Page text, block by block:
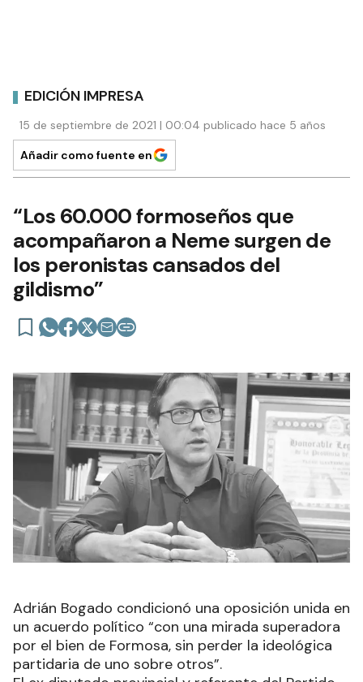
EDICIÓN IMPRESA
15 de septiembre de 2021 | 00:04 publicado hace 5 años
Añadir como fuente en
“Los 60.000 formoseños que
acompañaron a Neme surgen de
los peronistas cansados del
gildismo”
Adrián Bogado condicionó una oposición unida en
un acuerdo político “con una mirada superadora
por el bien de Formosa, sin perder la ideológica
partidaria de uno sobre otros”.